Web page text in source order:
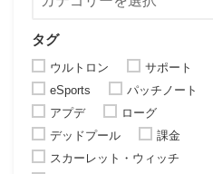
タグ
ウルトロン
サポート
eSports
パッチノート
アプデ
ローグ
デッドプール
課金
スカーレット・ウィッチ